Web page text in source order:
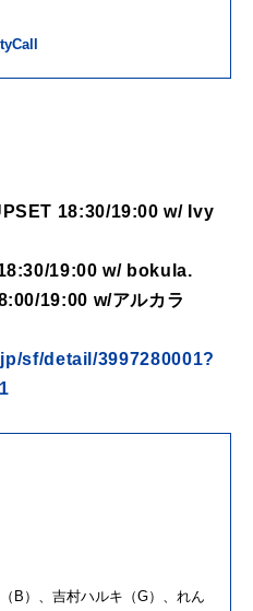
18:30/19:00 w/ Ivy
19:00 w/ bokula.
19:00 w/アルカラ
sf/detail/3997280001?
B）、吉村ハルキ（G）、れん